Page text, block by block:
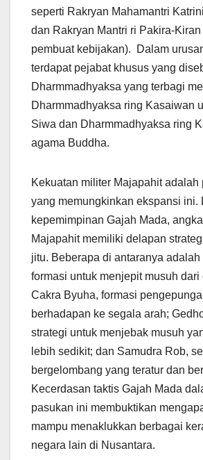
seperti Rakryan Mahamantri
dan Rakryan Mantri ri Pakira-
pembuat kebijakan). Dalam
terdapat pejabat khusus yang
Dharmmadhyaksa yang terbagi
Dharmmadhyaksa ring Kasaiwan
Siwa dan Dharmmadhyaksa ring
agama Buddha.
Kekuatan militer Majapahit adalah
yang memungkinkan ekspansi ini.
kepemimpinan Gajah Mada,
Majapahit memiliki delapan
jitu. Beberapa di antaranya adalah
formasi untuk menjepit musuh dari
Cakra Byuha, formasi
berhadapan ke segala arah;
strategi untuk menjebak musuh
lebih sedikit; dan Samudra Rob,
bergelombang yang teratur dan
Kecerdasan taktis Gajah Mada
pasukan ini membuktikan
mampu menaklukkan berbagai
negara lain di Nusantara.